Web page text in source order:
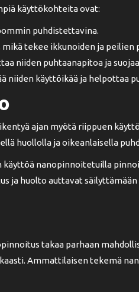
käyttökohteita ovat:
puhdistettavina.
tekee ikkunoiden ja peilien
niiden puhtaanapitoa ja
niiden käyttöikää ja helpottaa
ajan myötä riippuen
huollolla ja oikeanlaisella
nanopinnoitetuilla
ja huolto auttavat
takaa parhaan
Ammattilaisen tekemä